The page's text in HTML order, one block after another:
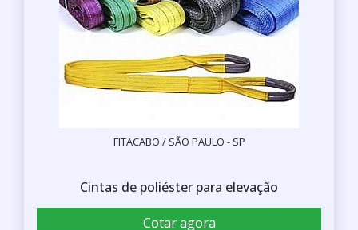
FITACABO / SÃO PAULO - SP
Cintas de poliéster para elevação
Cotar agora